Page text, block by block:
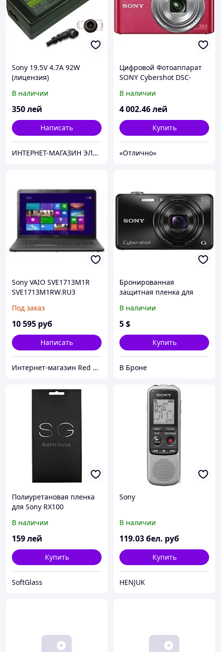
Sony 19.5V 4.7A 92W
(лицензия)
В наличии
350лей
Написать
ИНТЕРНЕТ-МАГАЗИН ЭЛЕКТРОНИКИ "220 VOLT"
Цифровой Фотоаппарат
SONY Cybershot DSC-
В наличии
4 002.46лей
Купить
«Отлично»
Sony VAIO SVE1713M1R
SVE1713M1RW.RU3
Под заказ
10 595 руб
Написать
Интернет-магазин Red Storm
Бронированная
защитная пленка для
WX220
В наличии
5$
Купить
В Броне
Полиуретановая пленка
для Sony RX100
В наличии
159лей
Купить
SoftGlass
Sony
В наличии
119.03бел. руб
Купить
HENJUK